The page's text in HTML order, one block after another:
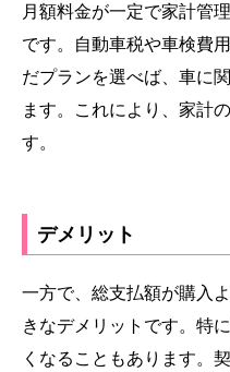
月額料金が一定で家計管
です。自動車税や車検費
だプランを選べば、車に
ます。これにより、家計
す。
デメリット
一方で、総支払額が購入
きなデメリットです。特
くなることもあります。